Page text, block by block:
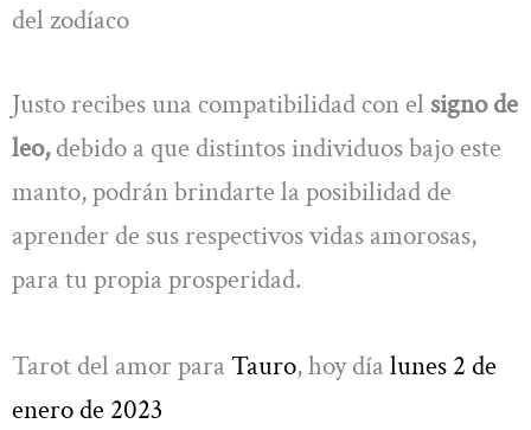
del zodíaco
Justo recibes una compatibilidad con el signo de
leo,debido a que distintos individuos bajo este
manto, podrán brindarte la posibilidad de
aprender de sus respectivos vidas amorosas,
para tu propia prosperidad.
Tarot del amor para Tauro, hoy día lunes 2 de
enero de 2023